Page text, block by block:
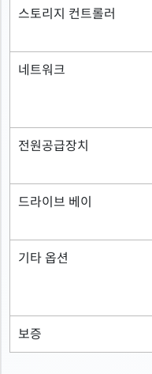
스토리지 컨트롤러
네트워크
전원공급장치
드라이브 베이
기타 옵션
보증